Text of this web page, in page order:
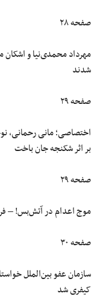
صفحه ۲۸
شدند
صفحه ۲۹
بر اثر شکنجه جان باخت
صفحه ۲۹
موج اعدام در آتش‌بس! –
صفحه ۳۰
سازمان عفو بین‌الملل
کیفری شد